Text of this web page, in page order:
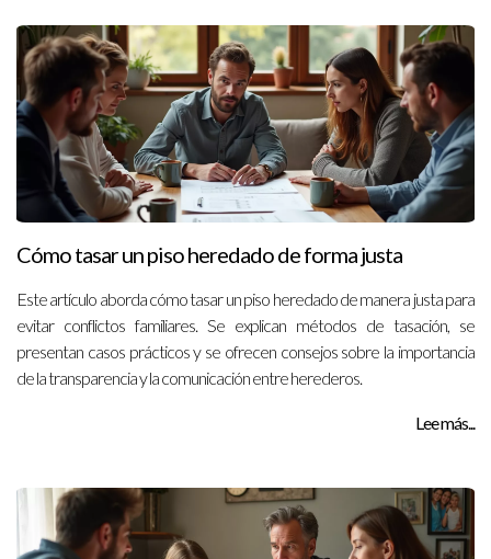
Cómo tasar un piso heredado de forma justa
Este artículo aborda cómo tasar un piso heredado de manera justa para
evitar conflictos familiares. Se explican métodos de tasación, se
presentan casos prácticos y se ofrecen consejos sobre la importancia
de la transparencia y la comunicación entre herederos.
Lee más...